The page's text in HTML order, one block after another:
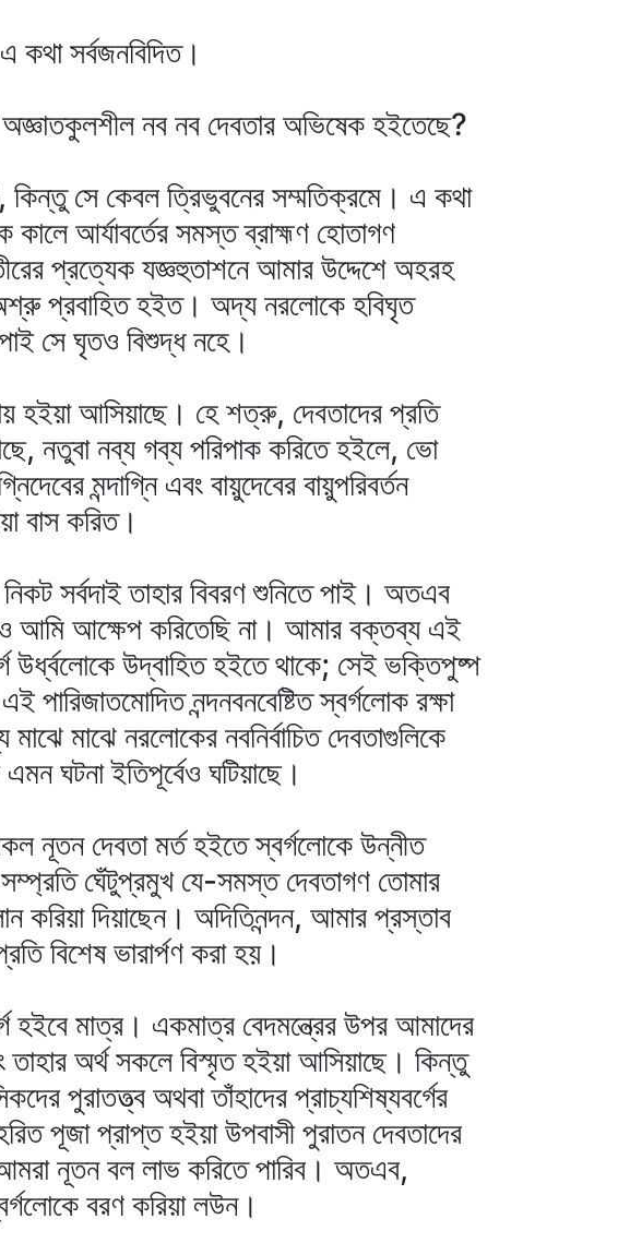
কথা সর্বজনবিদিত।
নব নব দেবতার অভিষেক হইতেছে?
কিন্তু সে কেবল ত্রিভুবনের সম্মতিক্রমে। এ কথা
আর্যাবর্তের সমস্ত ব্রাহ্মণ হোতাগণ
প্রত্যেক যজ্ঞহুতাশনে আমার উদ্দেশে অহরহ
প্রবাহিত হইত। অদ্য নরলোকে হবিঘৃত
সে ঘৃতও বিশুদ্ধ নহে।
হইয়া আসিয়াছে। হে শত্রু, দেবতাদের প্রতি
নতুবা নব্য গব্য পরিপাক করিতে হইলে, ভো
মন্দাগ্নি এবং বায়ুদেবের বায়ুপরিবর্তন
বাস করিত।
সর্বদাই তাহার বিবরণ শুনিতে পাই। অতএব
আমি আক্ষেপ করিতেছি না। আমার বক্তব্য এই
উদ্বাহিত হইতে থাকে; সেই ভক্তিপুষ্প
নন্দনবনবেষ্টিত স্বর্গলোক রক্ষা
মাঝে নরলোকের নবনির্বাচিত দেবতাগুলিকে
ঘটনা ইতিপূর্বেও ঘটিয়াছে।
নূতন দেবতা মর্ত হইতে স্বর্গলোকে উন্নীত
ঘেঁটুপ্রমুখ যে-সমস্ত দেবতাগণ তোমার
করিয়া দিয়াছেন। অদিতিনন্দন, আমার প্রস্তাব
বিশেষ ভারার্পণ করা হয়।
হইবে মাত্র। একমাত্র বেদমন্ত্রের উপর আমাদের
তাহার অর্থ সকলে বিস্মৃত হইয়া আসিয়াছে। কিন্তু
পুরাতত্ত্ব অথবা তাঁহাদের প্রাচ্যশিষ্যবর্গের
পূজা প্রাপ্ত হইয়া উপবাসী পুরাতন দেবতাদের
নূতন বল লাভ করিতে পারিব। অতএব,
বরণ করিয়া লউন।